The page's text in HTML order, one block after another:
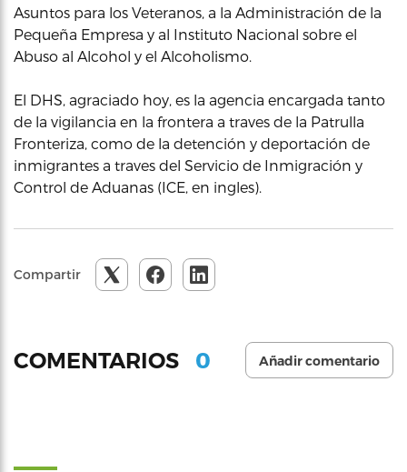
Asuntos para los Veteranos, a la Administración de la
Pequeña Empresa y al Instituto Nacional sobre el
Abuso al Alcohol y el Alcoholismo.
El DHS, agraciado hoy, es la agencia encargada tanto
de la vigilancia en la frontera a traves de la Patrulla
Fronteriza, como de la detención y deportación de
inmigrantes a traves del Servicio de Inmigración y
Control de Aduanas (ICE, en ingles).
Compartir
COMENTARIOS 0 Añadir comentario